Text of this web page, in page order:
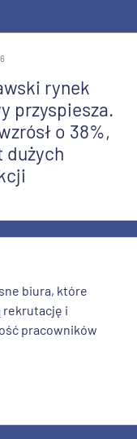
rynek
przyspiesza.
o 38%,
dużych
biura, które
rekrutację i
pracowników